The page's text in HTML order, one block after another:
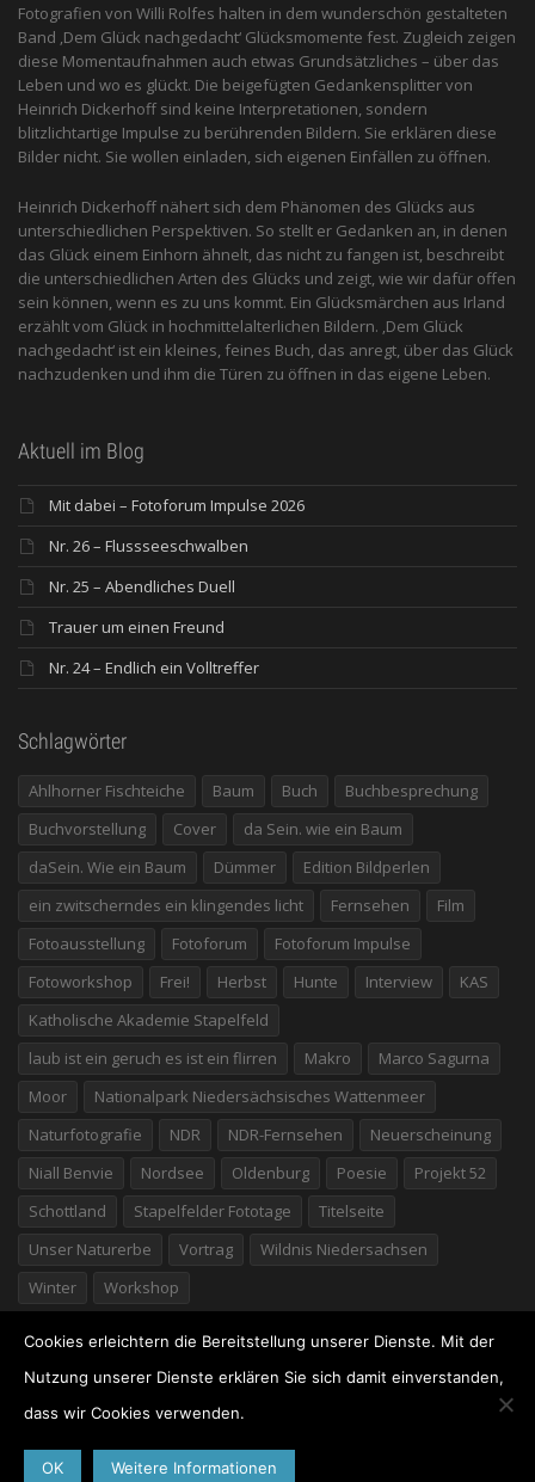
Fotografien von Willi Rolfes halten in dem wunderschön gestalteten
Band ‚Dem Glück nachgedacht‘ Glücksmomente fest. Zugleich zeigen
diese Momentaufnahmen auch etwas Grundsätzliches – über das
Leben und wo es glückt. Die beigefügten Gedankensplitter von
Heinrich Dickerhoff sind keine Interpretationen, sondern
blitzlichtartige Impulse zu berührenden Bildern. Sie erklären diese
Bilder nicht. Sie wollen einladen, sich eigenen Einfällen zu öffnen.
Heinrich Dickerhoff nähert sich dem Phänomen des Glücks aus
unterschiedlichen Perspektiven. So stellt er Gedanken an, in denen
das Glück einem Einhorn ähnelt, das nicht zu fangen ist, beschreibt
die unterschiedlichen Arten des Glücks und zeigt, wie wir dafür offen
sein können, wenn es zu uns kommt. Ein Glücksmärchen aus Irland
erzählt vom Glück in hochmittelalterlichen Bildern. ‚Dem Glück
nachgedacht‘ ist ein kleines, feines Buch, das anregt, über das Glück
nachzudenken und ihm die Türen zu öffnen in das eigene Leben.
Aktuell im Blog
Mit dabei – Fotoforum Impulse 2026
Nr. 26 – Flussseeschwalben
Nr. 25 – Abendliches Duell
Trauer um einen Freund
Nr. 24 – Endlich ein Volltreffer
Schlagwörter
Ahlhorner Fischteiche Baum Buch
Buchbesprechung
Buchvorstellung
Cover
da Sein. wie ein Baum
daSein. Wie ein Baum
Dümmer
Edition Bildperlen
ein zwitscherndes ein klingendes licht
Fernsehen
Film
Fotoausstellung
Fotoforum
Fotoforum Impulse
Fotoworkshop
Frei! Herbst Hunte Interview
KAS
Katholische Akademie Stapelfeld
laub ist ein geruch es ist ein flirren
Makro
Marco Sagurna
Moor
Nationalpark Niedersächsisches Wattenmeer
Naturfotografie
NDR NDR-Fernsehen
Neuerscheinung
Niall Benvie
Nordsee Oldenburg Poesie
Projekt 52
Schottland
Stapelfelder Fototage
Titelseite
Unser Naturerbe
Vortrag
Wildnis Niedersachsen
Winter
Workshop
04441/7776 · Germany ·Impressum
Cookies erleichtern die Bereitstellung unserer Dienste. Mit der
Nutzung unserer Dienste erklären Sie sich damit einverstanden,
dass wir Cookies verwenden.
OK Weitere Informationen